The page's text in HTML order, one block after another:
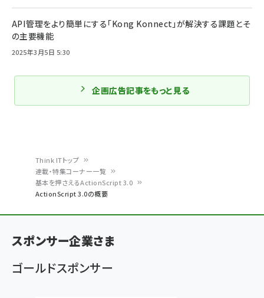
く
ず
Think ITトップ
連載・特集コーナー一覧
基本を押さえるActionScript 3.0
ActionScript 3.0の概要
API管理をより簡単にする「Kong Konnect」が解決する課題とそ
の主要機能
2025年3月5日 5:30
企画広告記事をもっと見る
スポンサー企業さま
ゴールドスポンサー